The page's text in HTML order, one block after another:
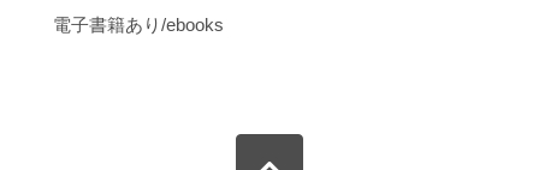
電子書籍あり/ebooks